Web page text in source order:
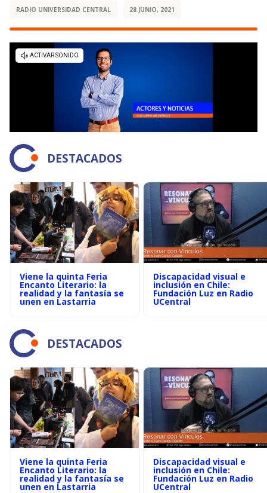
RADIO UNIVERSIDAD CENTRAL 28 JUNIO, 2021
DESTACADOS
Viene la quinta Feria
Encanto Literario: la
realidad y la fantasía se
unen en Lastarria
Discapacidad visual e
inclusión en Chile:
Fundación Luz en Radio
UCentral
DESTACADOS
Viene la quinta Feria
Encanto Literario: la
realidad y la fantasía se
unen en Lastarria
Discapacidad visual e
inclusión en Chile:
Fundación Luz en Radio
UCentral